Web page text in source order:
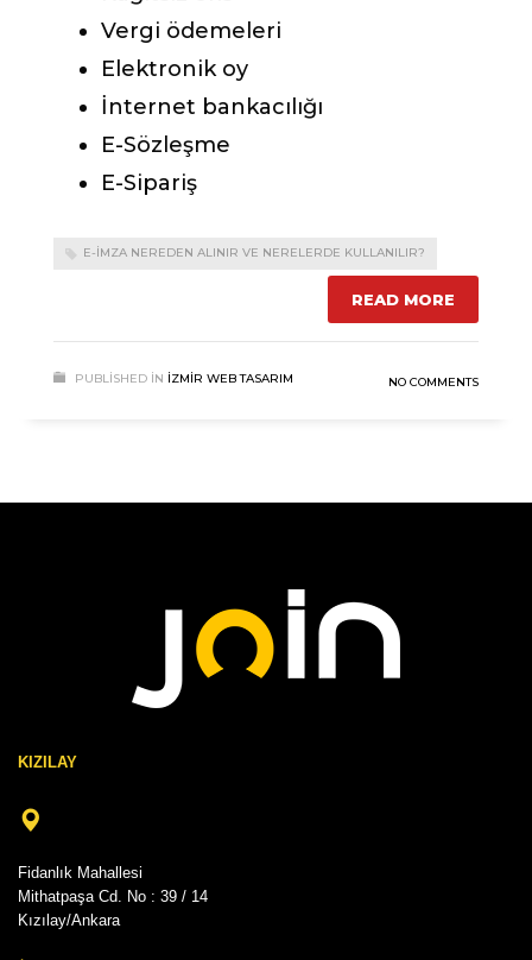
Vergi ödemeleri
Elektronik oy
İnternet bankacılığı
E-Sözleşme
E-Sipariş
E-IMZA NEREDEN ALINIR VE NERELERDE KULLANILIR?
READ MORE
PUBLISHED IN İZMIR WEB TASARIM NO COMMENTS
KIZILAY
Fidanlık Mahallesi
Mithatpaşa Cd. No : 39 / 14
Kızılay/Ankara